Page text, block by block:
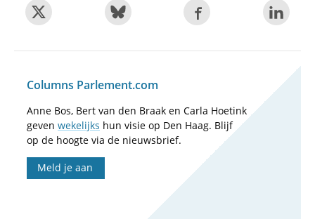
Columns Parlement.com
Anne Bos, Bert van den Braak en Carla Hoetink
geven wekelijks hun visie op Den Haag. Blijf
op de hoogte via de nieuwsbrief.
Meld je aan